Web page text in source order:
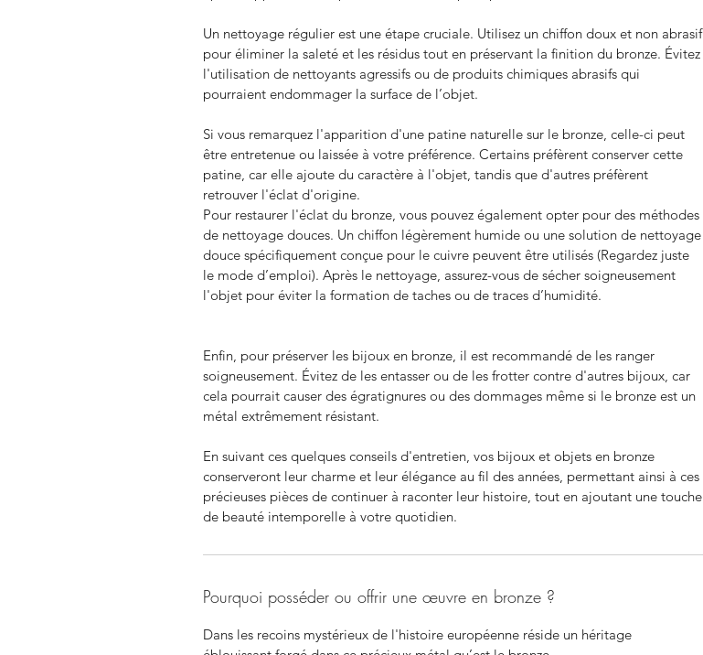
Un nettoyage régulier est une étape cruciale. Utilisez un chiffon doux et non abrasif
pour éliminer la saleté et les résidus tout en préservant la finition du bronze. Évitez
l'utilisation de nettoyants agressifs ou de produits chimiques abrasifs qui
pourraient endommager la surface de l’objet.
Si vous remarquez l'apparition d'une patine naturelle sur le bronze, celle-ci peut
être entretenue ou laissée à votre préférence. Certains préfèrent conserver cette
patine, car elle ajoute du caractère à l'objet, tandis que d'autres préfèrent
retrouver l'éclat d'origine.
Pour restaurer l'éclat du bronze, vous pouvez également opter pour des méthodes
de nettoyage douces. Un chiffon légèrement humide ou une solution de nettoyage
douce spécifiquement conçue pour le cuivre peuvent être utilisés (Regardez juste
le mode d’emploi). Après le nettoyage, assurez-vous de sécher soigneusement
l'objet pour éviter la formation de taches ou de traces d’humidité.
Enfin, pour préserver les bijoux en bronze, il est recommandé de les ranger
soigneusement. Évitez de les entasser ou de les frotter contre d'autres bijoux, car
cela pourrait causer des égratignures ou des dommages même si le bronze est un
métal extrêmement résistant.
En suivant ces quelques conseils d'entretien, vos bijoux et objets en bronze
conserveront leur charme et leur élégance au fil des années, permettant ainsi à ces
précieuses pièces de continuer à raconter leur histoire, tout en ajoutant une touche
de beauté intemporelle à votre quotidien.
Pourquoi posséder ou offrir une œuvre en bronze ?
Dans les recoins mystérieux de l'histoire européenne réside un héritage